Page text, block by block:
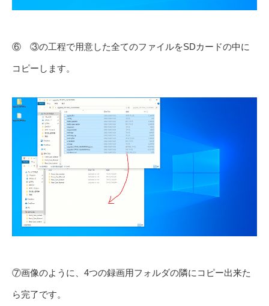
⑥ ③の工程で用意した全てのファイルをSDカードの中に
コピーします。
⑦画像のように、4つの録画用フォルダの隣にコピー出来た
ら完了です。